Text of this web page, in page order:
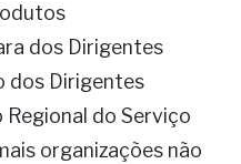
dos Dirigentes
dos Dirigentes
Regional do Serviço
organizações não